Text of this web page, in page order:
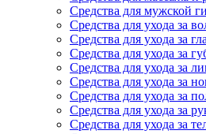
Средства для мужской
Средства для ухода за
Средства для ухода за
Средства для ухода за
Средства для ухода за
Средства для ухода за
Средства для ухода за
Средства для ухода за
Средства для ухода за